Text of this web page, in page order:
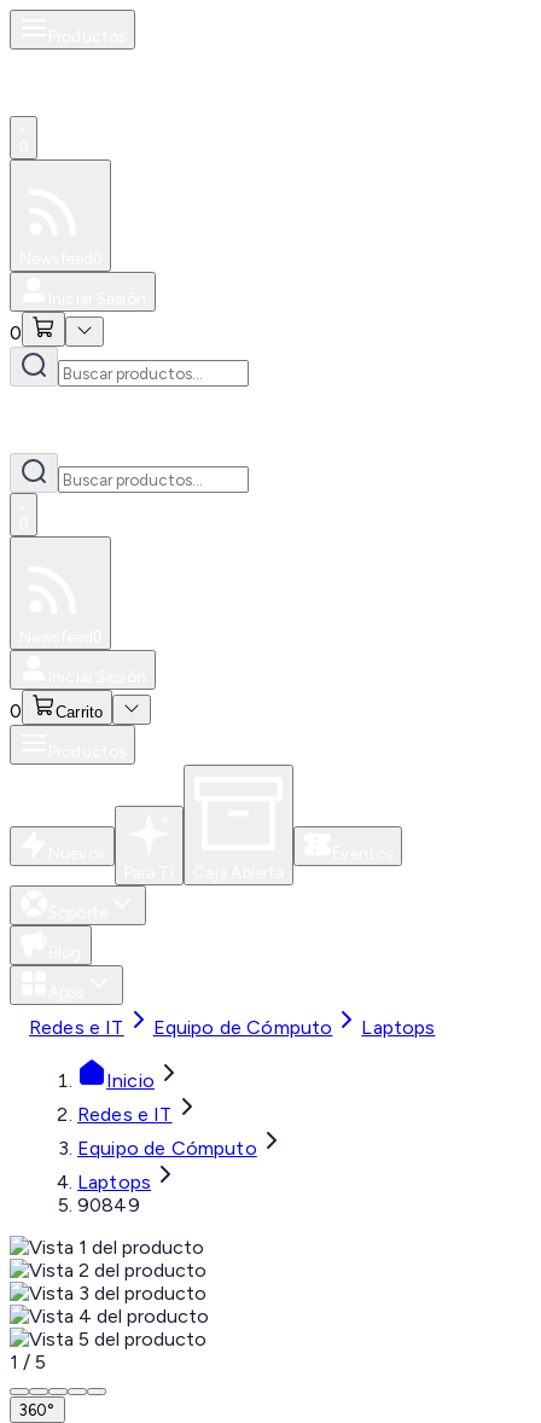
0
0 Carrito
Redes e IT Equipo de Cómputo Laptops
Inicio
Redes e IT
Equipo de Cómputo
Laptops
90849
1 / 5
360°